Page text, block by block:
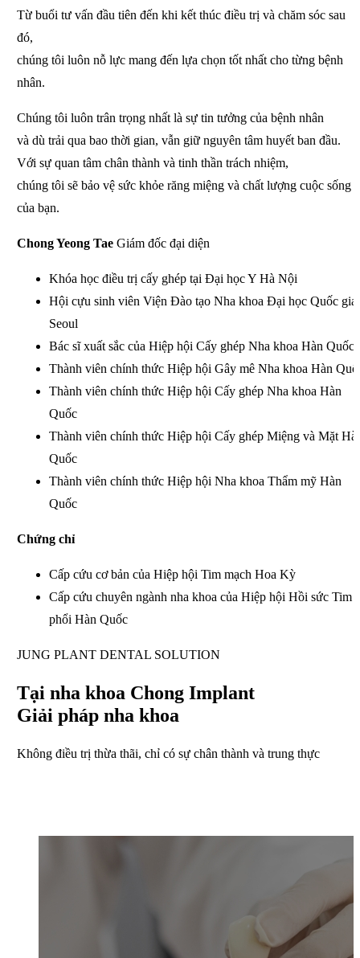
Từ buổi tư vấn đầu tiên đến khi kết thúc điều trị và chăm sóc sau
đó,
chúng tôi luôn nỗ lựcmang đến lựa chọn tốt nhất cho từng bệnh
nhân.
Chúng tôi luôn trân trọng nhất là sự tin tưởngcủa bệnh nhân
và dù trải qua bao thời gian, vẫn giữ nguyên tâm huyết ban đầu.
Với sự quan tâm chân thành và tinh thần trách nhiệm,
chúng tôi sẽ bảo vệ sức khỏe răng miệng và chất lượng cuộc sống
của bạn.
Chong Yeong Tae Giám đốc đại diện
Khóa học điều trị cấy ghép tại Đại học Y Hà Nội
Hội cựu sinh viên Viện Đào tạo Nha khoa Đại học Quốc gia
Seoul
Bác sĩ xuất sắc của Hiệp hội Cấy ghép Nha khoa Hàn Quốc
Thành viên chính thức Hiệp hội Gây mê Nha khoa Hàn
Thành viên chính thức Hiệp hội Cấy ghép Nha khoa Hàn
Quốc
Thành viên chính thức Hiệp hội Cấy ghép Miệng và Mặt
Quốc
Thành viên chính thức Hiệp hội Nha khoa Thẩm mỹ Hàn
Quốc
Chứng chỉ
Cấp cứu cơ bản của Hiệp hội Tim mạch Hoa Kỳ
Cấp cứu chuyên ngành nha khoa của Hiệp hội Hồi sức Tim
phổi Hàn Quốc
JUNG PLANT DENTAL SOLUTION
Tại nha khoa Chong Implant
Giải pháp nha khoa
Không điều trị thừa thãi, chỉ có sự chân thành và trung thực